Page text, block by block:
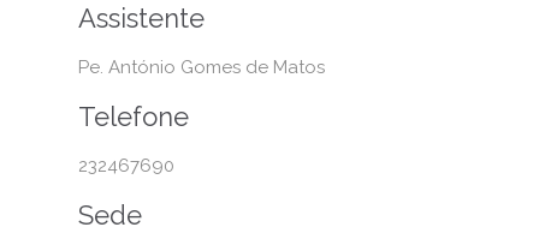
Assistente
Pe. António Gomes de Matos
Telefone
232467690
Sede